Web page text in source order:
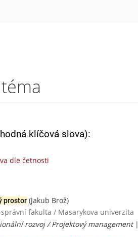
klíčová slova):
dle četnosti
prostor (Jakub Brož)
fakulta / Masarykova univerzita
rozvoj / Projektový management|